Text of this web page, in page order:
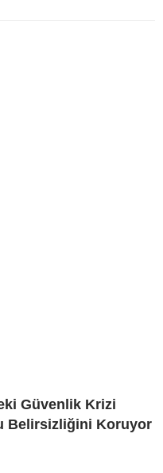
Güvenlik Krizi
Belirsizliğini Koruyor